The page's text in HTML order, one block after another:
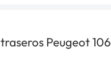
Peugeot 106